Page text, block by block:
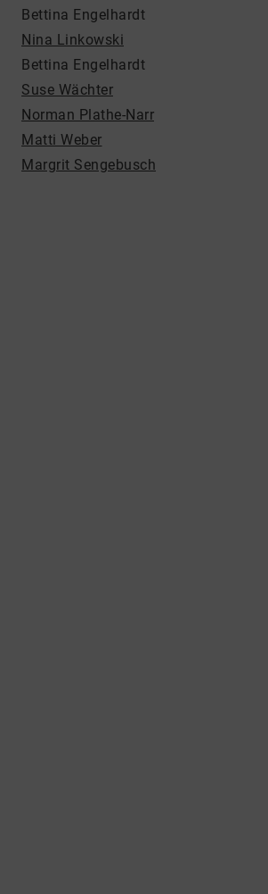
Bettina Engelhardt
Nina Linkowski
Bettina Engelhardt
Suse Wächter
Norman Plathe-Narr
Matti Weber
Margrit Sengebusch